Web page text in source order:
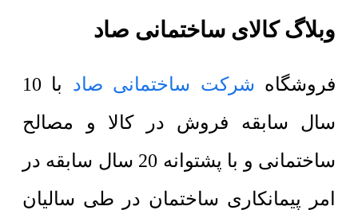
وبلاگ کالای ساختمانی صاد
فروشگاه شرکت ساختمانی صاد
با 10
سال سابقه فروش در کالا و مصالح
ساختمانی و با پشتوانه 20 سال سابقه در
امر پیمانکاری ساختمان در طی سالیان